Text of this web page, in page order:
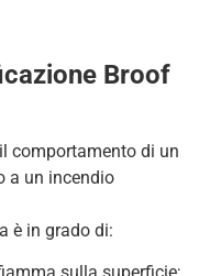
Broof
comportamento di un
a un incendio
è in grado di: